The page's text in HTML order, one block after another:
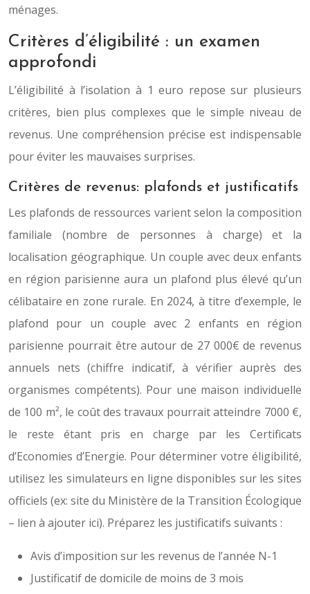
ménages.
Critères d’éligibilité : un examen
approfondi
L’éligibilité à l’isolation à 1 euro repose sur plusieurs
critères, bien plus complexes que le simple niveau de
revenus. Une compréhension précise est indispensable
pour éviter les mauvaises surprises.
Critères de revenus: plafonds et justificatifs
Les plafonds de ressources varient selon la composition
familiale (nombre de personnes à charge) et la
localisation géographique. Un couple avec deux enfants
en région parisienne aura un plafond plus élevé qu’un
célibataire en zone rurale. En 2024, à titre d’exemple, le
plafond pour un couple avec 2 enfants en région
parisienne pourrait être autour de 27 000€ de revenus
annuels nets (chiffre indicatif, à vérifier auprès des
organismes compétents). Pour une maison individuelle
de 100 m², le coût des travaux pourrait atteindre 7000 €,
le reste étant pris en charge par les Certificats
d’Economies d’Energie. Pour déterminer votre éligibilité,
utilisez les simulateurs en ligne disponibles sur les sites
officiels (ex: site du Ministère de la Transition Écologique
– lien à ajouter ici). Préparez les justificatifs suivants :
Avis d’imposition sur les revenus de l’année N-1
Justificatif de domicile de moins de 3 mois